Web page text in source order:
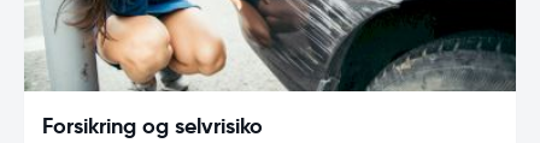
Forsikring og selvrisiko